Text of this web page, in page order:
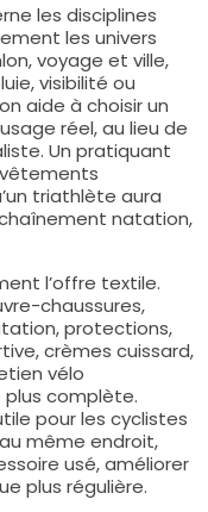
les disciplines
les univers
voyage et ville,
visibilité ou
aide à choisir un
réel, au lieu de
Un pratiquant
triathlète aura
natation,
l’offre textile.
chaussures,
protections,
crèmes cuissard,
vélo
complète.
pour les cyclistes
même endroit,
usé, améliorer
plus régulière.